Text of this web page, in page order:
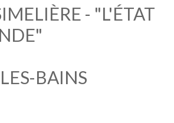
- "L'ÉTAT
BAINS